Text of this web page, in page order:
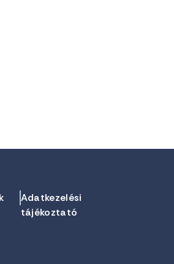
Adatkezelési
tájékoztató